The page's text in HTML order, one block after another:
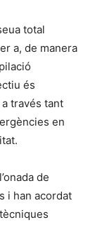
total
a, de manera
és
través tant
en
de
i han acordat